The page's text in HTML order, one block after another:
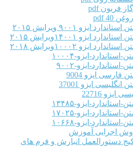
ایزو ۹۰۰۱ ویرایش ۲۰۱۵
ایزو ۱۴۰۰۱ویرایش ۲۰۱۵
ایزو ۱۰۰۰۲ویرایش ۲۰۱۸
استاندارد-ایزو-۱۰۰۰۴
استاندارد-ایزو-۹۰۰۲
فارسی ایزو 9004
ایزو 37001
ایزو 22716
استاندارد-ایزو-۱۳۴۸۵
استاندارد-ایزو-۱۷۰۲۵
استاندارد-ایزو-۱۰۶۶۸
روش اجرایی آموزش
پکیج دستورالعمل انبارش و فرم های